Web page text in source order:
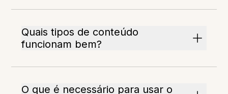
Quais tipos de conteúdo
funcionam bem?
O que é necessário para usar o